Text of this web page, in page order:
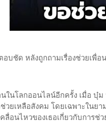
อบชัด หลังถูกถามเรื่องช่วยเพื่อ
นในโลกออนไลน์อีกครั้ง เมื่อ
ช่วยเหลือสังคม โดยเฉพาะใน
ลื่อนไหวของเธอเกี่ยวกับการ